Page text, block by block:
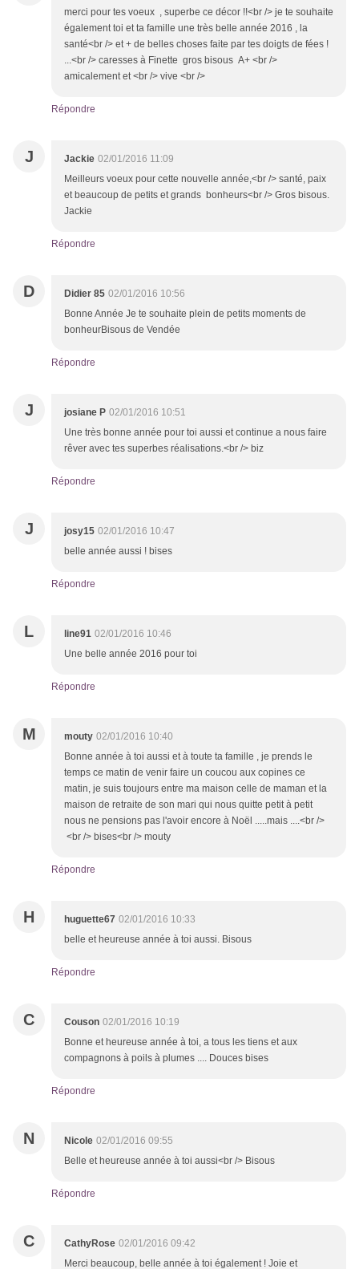
merci pour tes voeux , superbe ce décor !!<br /> je te souhaite
également toi et ta famille une très belle année 2016 , la
santé<br /> et + de belles choses faite par tes doigts de fées !
...<br /> caresses à Finette gros bisous A+ <br />
amicalement et <br /> vive <br />
Répondre
J Jackie 02/01/2016 11:09
Meilleurs voeux pour cette nouvelle année,<br /> santé, paix
et beaucoup de petits et grands bonheurs<br /> Gros bisous.
Jackie
Répondre
D Didier 85 02/01/2016 10:56
Bonne Année Je te souhaite plein de petits moments de
bonheurBisous de Vendée
Répondre
J josiane P 02/01/2016 10:51
Une très bonne année pour toi aussi et continue a nous faire
rêver avec tes superbes réalisations.<br /> biz
Répondre
J josy15 02/01/2016 10:47
belle année aussi ! bises
Répondre
L line91 02/01/2016 10:46
Une belle année 2016 pour toi
Répondre
M mouty 02/01/2016 10:40
Bonne année à toi aussi et à toute ta famille , je prends le
temps ce matin de venir faire un coucou aux copines ce
matin, je suis toujours entre ma maison celle de maman et la
maison de retraite de son mari qui nous quitte petit à petit
nous ne pensions pas l'avoir encore à Noël .....mais ....<br />
<br /> bises<br /> mouty
Répondre
H huguette67 02/01/2016 10:33
belle et heureuse année à toi aussi. Bisous
Répondre
C Couson 02/01/2016 10:19
Bonne et heureuse année à toi, a tous les tiens et aux
compagnons à poils à plumes .... Douces bises
Répondre
N Nicole 02/01/2016 09:55
Belle et heureuse année à toi aussi<br /> Bisous
Répondre
C CathyRose 02/01/2016 09:42
Merci beaucoup, belle année à toi également ! Joie et